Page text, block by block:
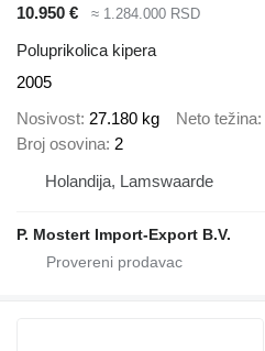
10.950 € ≈ 1.284.000 RSD
Poluprikolica kipera
2005
Nosivost 27.180 kg Neto težina
Broj osovina 2
Holandija, Lamswaarde
P. Mostert Import-Export B.V.